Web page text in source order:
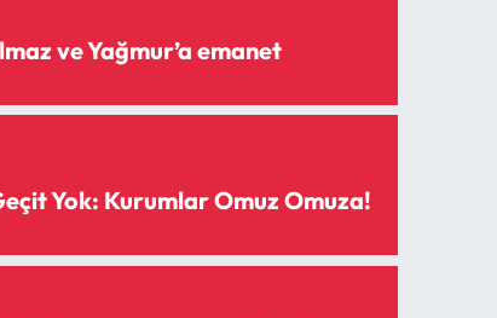
ve Yağmur’a emanet
Yok: Kurumlar Omuz Omuza!